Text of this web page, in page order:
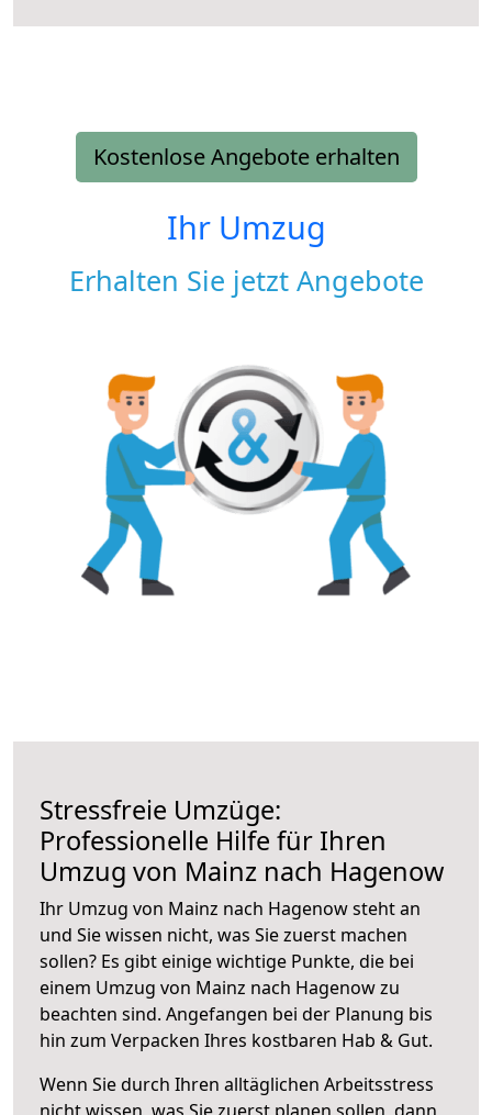
Kostenlose Angebote erhalten
Ihr Umzug
Erhalten Sie jetzt Angebote
Stressfreie Umzüge:
Professionelle Hilfe für Ihren
Umzug von Mainz nach Hagenow
Ihr Umzug von Mainz nach Hagenow steht an
und Sie wissen nicht, was Sie zuerst machen
sollen? Es gibt einige wichtige Punkte, die bei
einem Umzug von Mainz nach Hagenow zu
beachten sind. Angefangen bei der Planung bis
hin zum Verpacken Ihres kostbaren Hab & Gut.
Wenn Sie durch Ihren alltäglichen Arbeitsstress